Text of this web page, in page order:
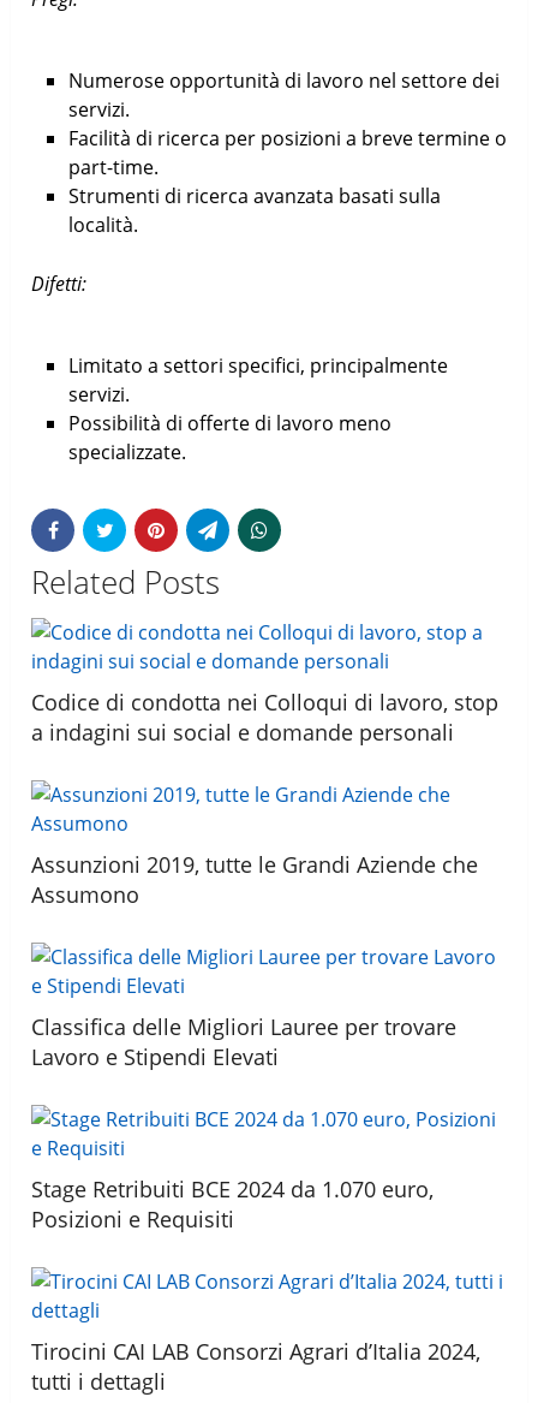
Numerose opportunità di lavoro nel settore dei
servizi.
Facilità di ricerca per posizioni a breve termine o
part-time.
Strumenti di ricerca avanzata basati sulla
località.
Difetti:
Limitato a settori specifici, principalmente
servizi.
Possibilità di offerte di lavoro meno
specializzate.
Related Posts
Codice di condotta nei Colloqui di lavoro, stop
a indagini sui social e domande personali
Assunzioni 2019, tutte le Grandi Aziende che
Assumono
Classifica delle Migliori Lauree per trovare
Lavoro e Stipendi Elevati
Stage Retribuiti BCE 2024 da 1.070 euro,
Posizioni e Requisiti
Tirocini CAI LAB Consorzi Agrari d’Italia 2024,
tutti i dettagli